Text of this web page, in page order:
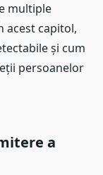
multiple
acest capitol,
și cum
persoanelor
a